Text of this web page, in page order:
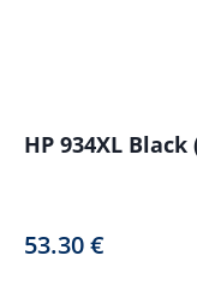
HP 934XL Black
53.30€